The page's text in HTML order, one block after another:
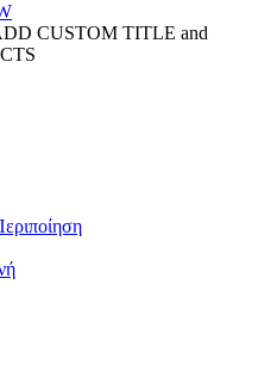
CUSTOM TITLE and